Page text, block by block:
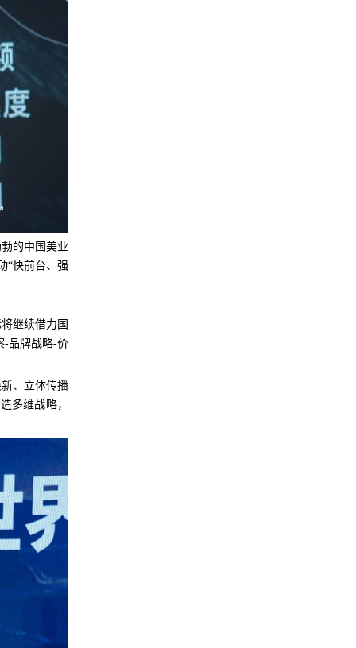
的中国美业
“快前台、强
继续借力国
-品牌战略-价
、立体传播
多维战略，